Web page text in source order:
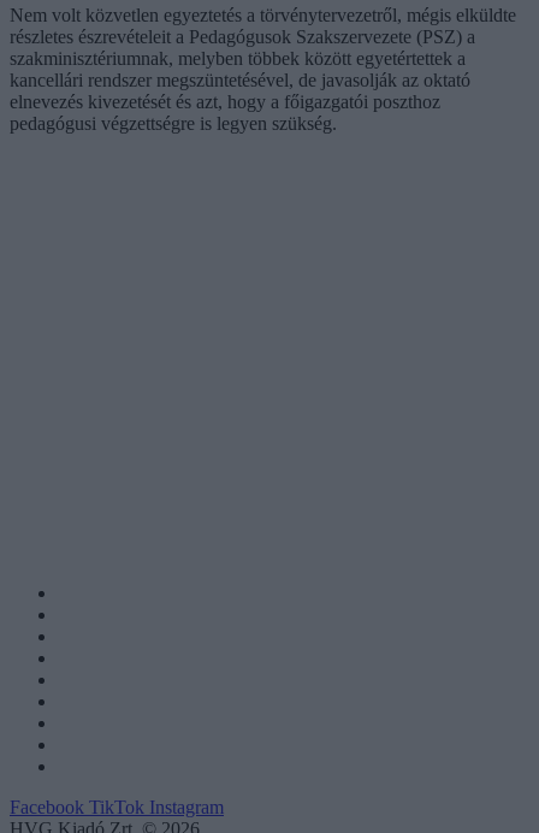
Nem volt közvetlen egyeztetés a törvénytervezetről, mégis elküldte
részletes észrevételeit a Pedagógusok Szakszervezete (PSZ) a
szakminisztériumnak, melyben többek között egyetértettek a
kancellári rendszer megszüntetésével, de javasolják az oktató
elnevezés kivezetését és azt, hogy a főigazgatói poszthoz
pedagógusi végzettségre is legyen szükség.
Facebook TikTok Instagram